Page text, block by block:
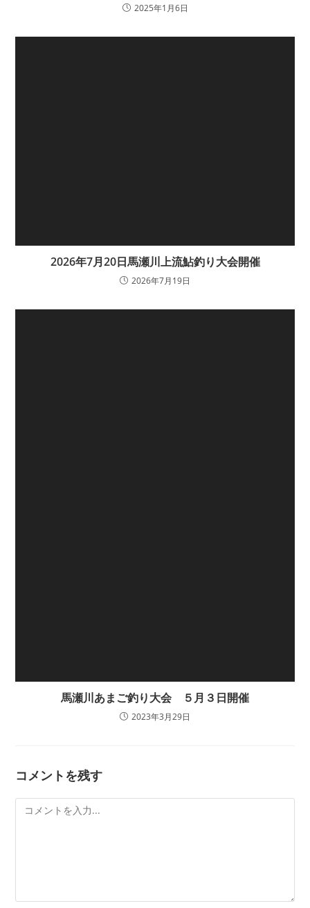
2025年1月6日
2026年7月20日馬瀬川上流鮎釣り大会開催
2026年7月19日
馬瀬川あまご釣り大会 ５月３日開催
2023年3月29日
コメントを残す